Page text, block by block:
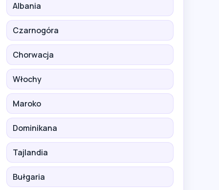
Albania
Czarnogóra
Chorwacja
Włochy
Maroko
Dominikana
Tajlandia
Bułgaria